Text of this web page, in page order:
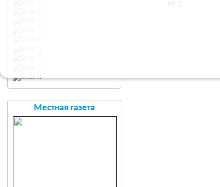
Местная газета
№ 1